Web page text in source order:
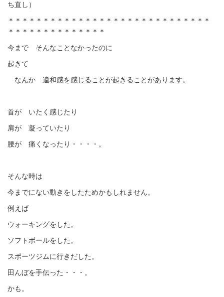
ち直し）
＊＊＊＊＊＊＊＊＊＊＊＊＊＊＊＊＊＊＊＊＊＊＊＊＊＊＊＊＊
＊＊＊＊＊＊＊＊＊＊＊＊＊＊
今まで そんなことなかったのに
起きて
なんか 違和感を感じることが起きることがあります。
首が いたく感じたり
肩が 凝っていたり
腰が 痛くなったり・・・・。
そんな時は
今までにない動きをしたためかもしれません。
例えば
ウォーキングをした。
ソフトボールをした。
スポーツジムに行きだした。
田んぼを手伝った・・・。
かも。